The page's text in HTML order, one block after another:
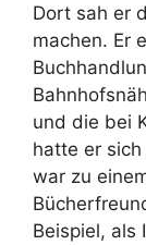
Dort sah er
machen. Er
und die bei
hatte er
war zu
Beispiel, als